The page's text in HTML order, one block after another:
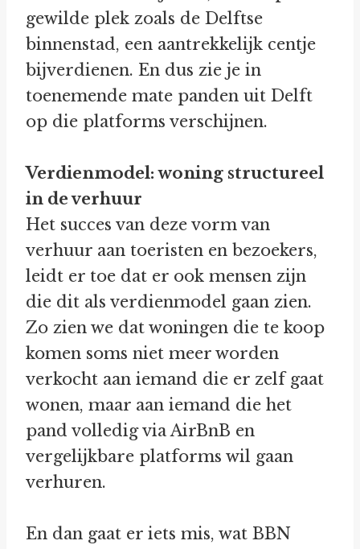
gewilde plek zoals de Delftse
binnenstad, een aantrekkelijk centje
bijverdienen. En dus zie je in
toenemende mate panden uit Delft
op die platforms verschijnen.
Verdienmodel: woning structureel
in de verhuur
Het succes van deze vorm van
verhuur aan toeristen en bezoekers,
leidt er toe dat er ook mensen zijn
die dit als verdienmodel gaan zien.
Zo zien we dat woningen die te koop
komen soms niet meer worden
verkocht aan iemand die er zelf gaat
wonen, maar aan iemand die het
pand volledig via AirBnB en
vergelijkbare platforms wil gaan
verhuren.
En dan gaat er iets mis, wat BBN